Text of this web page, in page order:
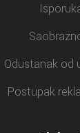
Odustanak od
Postupak